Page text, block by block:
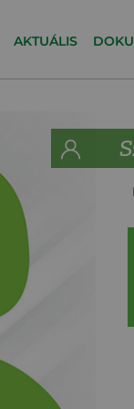
AKTUÁLIS